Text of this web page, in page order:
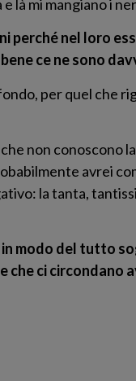
là mi mangiano i
nel loro
ce ne sono
per quel che
non conoscono
avrei
la tanta,
modo del tutto
ci circondano